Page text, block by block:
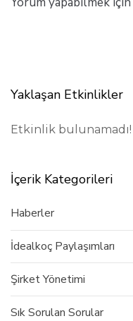
Yaklaşan Etkinlikler
Etkinlik bulunamadı!
İçerik Kategorileri
Haberler
İdealkoç Paylaşımları
Şirket Yönetimi
Sık Sorulan Sorular